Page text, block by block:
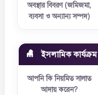
অবস্থার বিবরণ (জমিজমা,
ব্যবসা ও অন্যান্য সম্পদ)
ইসলামিক কার্যক্রম
আপনি কি নিয়মিত সালাত
আদায় করেন?